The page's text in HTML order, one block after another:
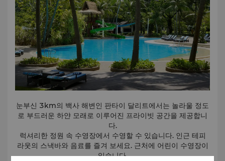
눈부신 3km의 백사 해변인 판타이 달리트에서는 놀라울 정도
로 부드러운 하얀 모래로 이루어진 프라이빗 공간을 제공합니
다.
럭셔리한 정원 속 수영장에서 수영할 수 있습니다. 인근 테피
라웃의 스낵바와 음료를 즐겨 보세요. 근처에 어린이 수영장이
있습니다.